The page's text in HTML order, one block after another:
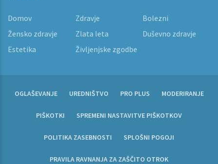
Domov Zdravje
Bolezni
Žensko zdravje
Zlata leta
Duševno zdravje
Estetika
Življenjske zgodbe
OGLAŠEVANJE UREDNIŠTVO PRO PLUS MODERIRANJE
PIŠKOTKI SPREMENI NASTAVITVE PIŠKOTKOV
POLITIKA ZASEBNOSTI SPLOŠNI POGOJI
PRAVILA RAVNANJA ZA ZAŠČITO OTROK